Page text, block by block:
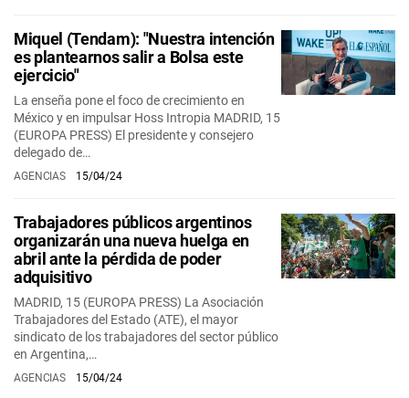
Miquel (Tendam): "Nuestra intención
es plantearnos salir a Bolsa este
ejercicio"
La enseña pone el foco de crecimiento en
México y en impulsar Hoss Intropia MADRID, 15
(EUROPA PRESS) El presidente y consejero
delegado de…
AGENCIAS 15/04/24
Trabajadores públicos argentinos
organizarán una nueva huelga en
abril ante la pérdida de poder
adquisitivo
MADRID, 15 (EUROPA PRESS) La Asociación
Trabajadores del Estado (ATE), el mayor
sindicato de los trabajadores del sector público
en Argentina,…
AGENCIAS 15/04/24